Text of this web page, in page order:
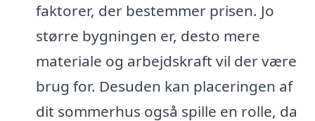
faktorer, der bestemmer prisen. Jo
større bygningen er, desto mere
materiale og arbejdskraft vil der være
brug for. Desuden kan placeringen af
dit sommerhus også spille en rolle, da